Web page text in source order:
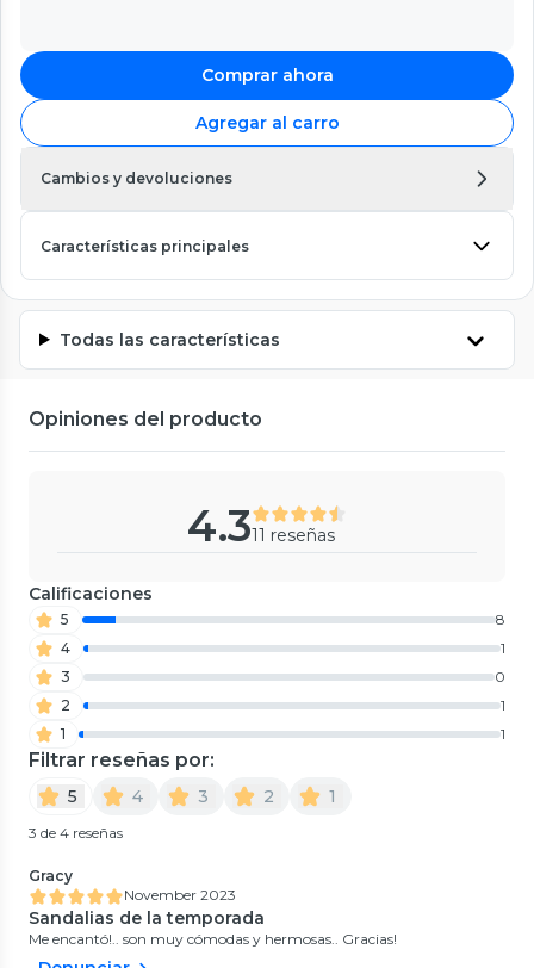
Comprar ahora
Agregar al carro
Cambios y devoluciones
Características principales
Todas las características
Opiniones del producto
4.311 reseñas
Calificaciones
5
8
4
1
3
0
2
1
1
1
Filtrar reseñas por:
5 4 3 2 1
3 de 4 reseñas
Gracy
November 2023
Sandalias de la temporada
Me encantó!.. son muy cómodas y hermosas.. Gracias!